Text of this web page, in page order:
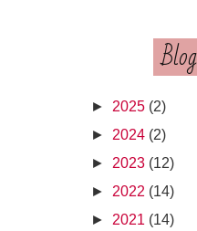
► 2025 (2)
► 2024 (2)
► 2023 (12)
► 2022 (14)
► 2021 (14)